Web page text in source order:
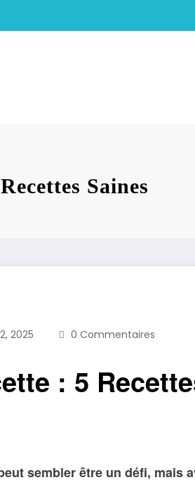
Saines
2025 0 Commentaires
: 5
sembler être un défi, mais